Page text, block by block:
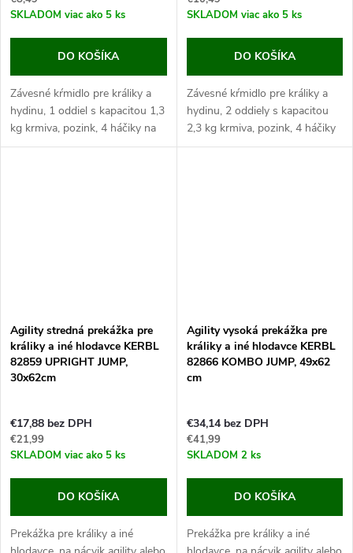
SKLADOM viac ako 5 ks
DO KOŠÍKA
Závesné kŕmidlo pre králiky a
hydinu, 1 oddiel s kapacitou 1,3
kg krmiva, pozink, 4 háčiky na
uchytenie, rozmery 12x12x25
SKLADOM viac ako 5 ks
DO KOŠÍKA
Závesné kŕmidlo pre králiky a
hydinu, 2 oddiely s kapacitou
2,3 kg krmiva, pozink, 4 háčiky
na uchytenie, rozmery
Agility stredná prekážka pre
králiky a iné hlodavce KERBL
82859 UPRIGHT JUMP,
30x62cm
€17,88 bez DPH
€21,99
SKLADOM viac ako 5 ks
DO KOŠÍKA
Prekážka pre králiky a iné
Agility vysoká prekážka pre
králiky a iné hlodavce KERBL
82866 KOMBO JUMP, 49x62
cm
€34,14 bez DPH
€41,99
SKLADOM 2 ks
DO KOŠÍKA
Prekážka pre králiky a iné